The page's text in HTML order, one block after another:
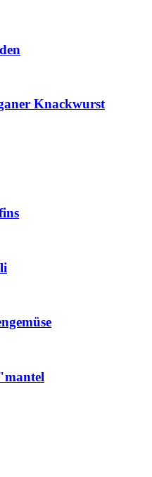
Knackwurst